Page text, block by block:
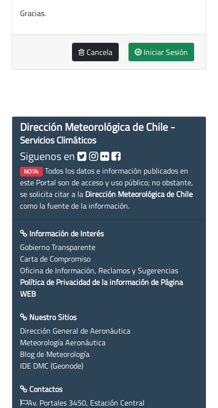
Gracias.
Cancela Iniciar Sesión
Dirección Meteorológica de Chile -
Servicios Climáticos
Siguenos en
NOTA: Todos los datos e información publicados en
este Portal son de acceso y uso público; no obstante,
se solicita citar a la Dirección Meteorológica de Chile
como la fuente de la información.
Información de Interés
Gobierno Transparente
Carta de Compromiso
Oficina de Información, Reclamos y Sugerencias
Política de Privacidad de la información de Página
WEB
Nuestro Sitios
Dirección General de Aeronáutica
Meteorología Aeronáutica
Blog de Meteorología
IDE DMC (Geonode)
Contactos
Av. Portales 3450, Estación Central